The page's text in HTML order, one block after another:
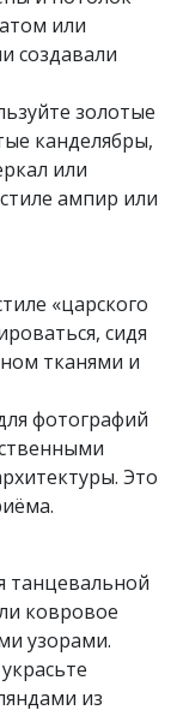
или
создавали
золотые
канделябры,
или
ампир или
«царского
сидя
тканями и
фотографий
Это
танцевальной
ковровое
узорами.
из